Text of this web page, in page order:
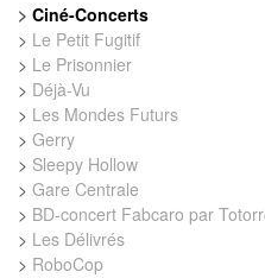
> Ciné-Concerts
> Le Petit Fugitif
> Le Prisonnier
> Déjà-Vu
> Les Mondes Futurs
> Gerry
> Sleepy Hollow
> Gare Centrale
> BD-concert Fabcaro par
> Les Délivrés
> RoboCop